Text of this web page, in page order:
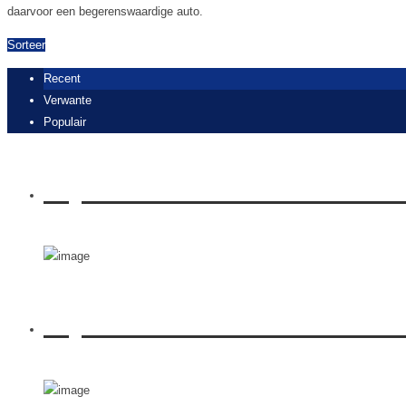
daarvoor een begerenswaardige auto.
Sorteer
Recent
Verwante
Populair